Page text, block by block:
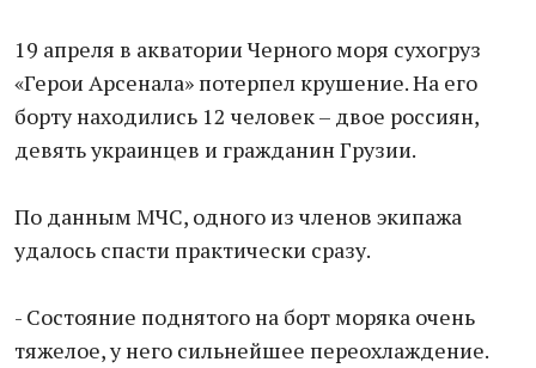
19 апреля в акватории Черного моря сухогруз
«Герои Арсенала» потерпел крушение. На его
борту находились 12 человек – двое россиян,
девять украинцев и гражданин Грузии.
По данным МЧС, одного из членов экипажа
удалось спасти практически сразу.
- Состояние поднятого на борт моряка очень
тяжелое, у него сильнейшее переохлаждение.